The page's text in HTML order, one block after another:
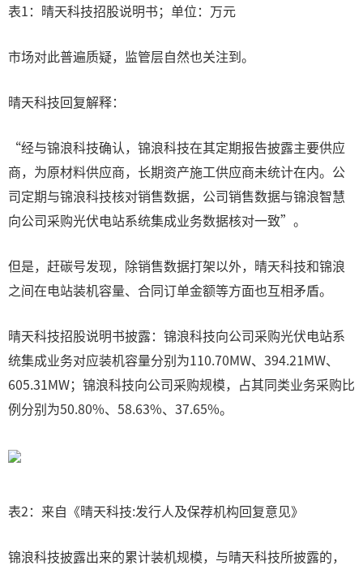
表1：晴天科技招股说明书；单位：万元
市场对此普遍质疑，监管层自然也关注到。
晴天科技回复解释：
“经与锦浪科技确认，锦浪科技在其定期报告披露主要供应
商，为原材料供应商，长期资产施工供应商未统计在内。公
司定期与锦浪科技核对销售数据，公司销售数据与锦浪智慧
向公司采购光伏电站系统集成业务数据核对一致”。
但是，赶碳号发现，除销售数据打架以外，晴天科技和锦浪
之间在电站装机容量、合同订单金额等方面也互相矛盾。
晴天科技招股说明书披露：锦浪科技向公司采购光伏电站系
统集成业务对应装机容量分别为110.70MW、394.21MW、
605.31MW；锦浪科技向公司采购规模，占其同类业务采购比
例分别为50.80%、58.63%、37.65%。
表2：来自《晴天科技:发行人及保荐机构回复意见》
锦浪科技披露出来的累计装机规模，与晴天科技所披露的，